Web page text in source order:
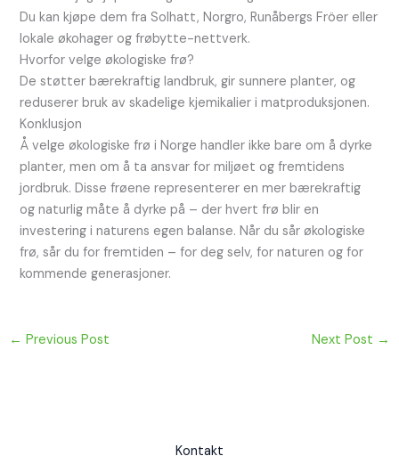
Du kan kjøpe dem fra Solhatt, Norgro, Runåbergs Fröer eller
lokale økohager og frøbytte-nettverk.
Hvorfor velge økologiske frø?
De støtter bærekraftig landbruk, gir sunnere planter, og
reduserer bruk av skadelige kjemikalier i matproduksjonen.
Konklusjon
Å velge økologiske frø i Norge handler ikke bare om å dyrke
planter, men om å ta ansvar for miljøet og fremtidens
jordbruk. Disse frøene representerer en mer bærekraftig
og naturlig måte å dyrke på – der hvert frø blir en
investering i naturens egen balanse. Når du sår økologiske
frø, sår du for fremtiden – for deg selv, for naturen og for
kommende generasjoner.
← Previous Post Next Post →
Kontakt